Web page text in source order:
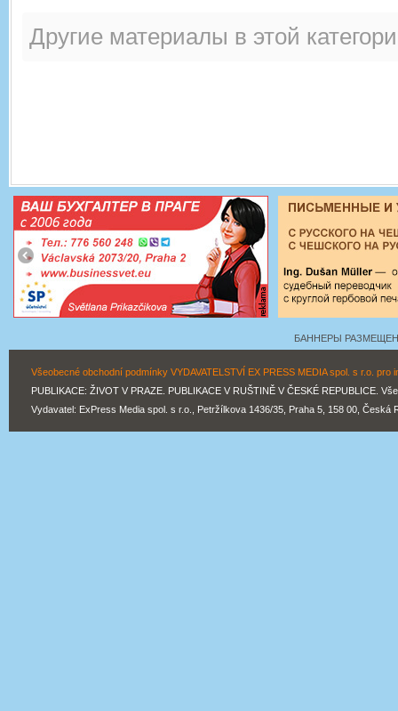
Другие материалы в этой
БАННЕРЫ РАЗМЕЩЕНЫ
Všeobecné obchodní podmínky VYDAVATELSTVÍ EX PRESS MEDIA spol. s r.o.
PUBLIKACE: ŽIVOT V PRAZE. PUBLIKACE V RUŠTINĚ V ČESKÉ REPUBLICE.
Vydavatel: ExPress Media spol. s r.o., Petržílkova 1436/35, Praha 5, 158 00,